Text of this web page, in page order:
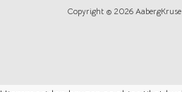
Copyright © 2026 AabergKruse